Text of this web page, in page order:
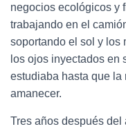
negocios ecológicos y
trabajando en el
soportando el sol y los
los ojos inyectados en
estudiaba hasta que la
amanecer.
Tres años después del